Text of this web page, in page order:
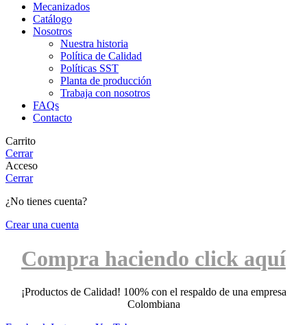
Mecanizados
Catálogo
Nosotros
Nuestra historia
Política de Calidad
Políticas SST
Planta de producción
Trabaja con nosotros
FAQs
Contacto
Carrito
Cerrar
Acceso
Cerrar
¿No tienes cuenta?
Crear una cuenta
Compra haciendo click aquí
¡Productos de Calidad! 100% con el respaldo de una empresa
Colombiana